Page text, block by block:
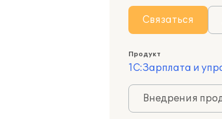
Связаться
Продукт
1С:Зарплата и
Внедрения